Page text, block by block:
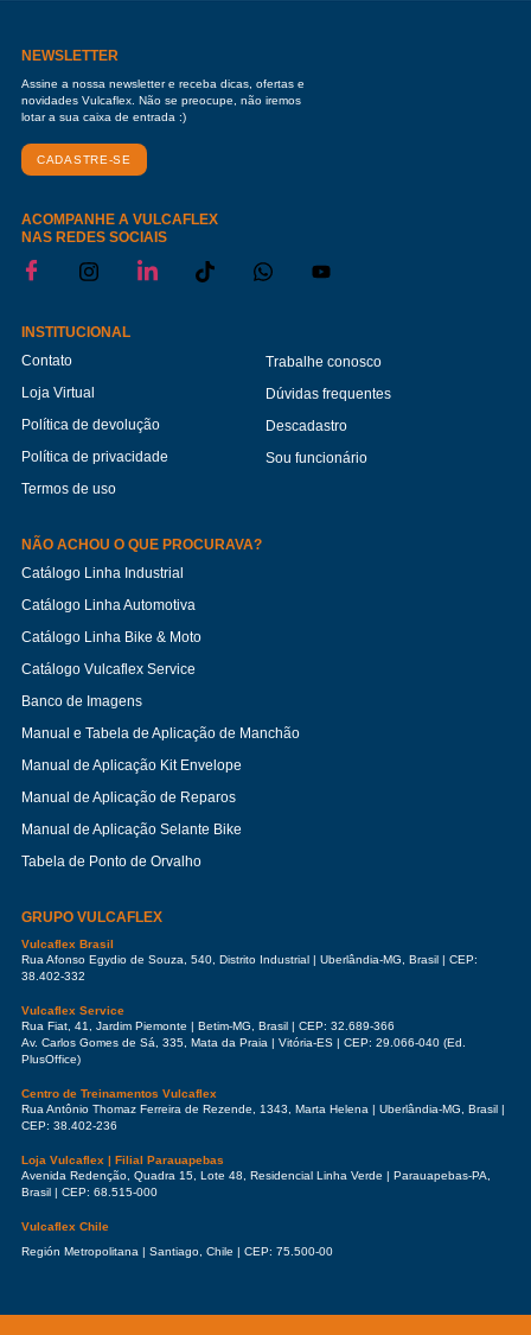
NEWSLETTER
Assine a nossa newsletter e receba dicas, ofertas e
novidades Vulcaflex. Não se preocupe, não iremos
lotar a sua caixa de entrada :)
CADASTRE-SE
ACOMPANHE A VULCAFLEX
NAS REDES SOCIAIS
INSTITUCIONAL
Contato
Loja Virtual
Política de devolução
Política de privacidade
Termos de uso
Trabalhe conosco
Dúvidas frequentes
Descadastro
Sou funcionário
NÃO ACHOU O QUE PROCURAVA?
Catálogo Linha Industrial
Catálogo Linha Automotiva
Catálogo Linha Bike & Moto
Catálogo Vulcaflex Service
Banco de Imagens
Manual e Tabela de Aplicação de Manchão
Manual de Aplicação Kit Envelope
Manual de Aplicação de Reparos
Manual de Aplicação Selante Bike
Tabela de Ponto de Orvalho
GRUPO VULCAFLEX
Vulcaflex Brasil
Rua Afonso Egydio de Souza, 540, Distrito Industrial | Uberlândia-MG, Brasil | CEP:
38.402-332
Vulcaflex Service
Rua Fiat, 41, Jardim Piemonte | Betim-MG, Brasil | CEP: 32.689-366
Av. Carlos Gomes de Sá, 335, Mata da Praia | Vitória-ES | CEP: 29.066-040 (Ed.
PlusOffice)
Centro de Treinamentos Vulcaflex
Rua Antônio Thomaz Ferreira de Rezende, 1343, Marta Helena | Uberlândia-MG, Brasil |
CEP: 38.402-236
Loja Vulcaflex | Filial Parauapebas
Avenida Redenção, Quadra 15, Lote 48, Residencial Linha Verde | Parauapebas-PA,
Brasil | CEP: 68.515-000
Vulcaflex Chile
Región Metropolitana | Santiago, Chile | CEP: 75.500-00